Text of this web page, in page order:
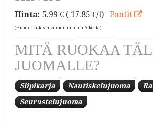
Hinta: 5.99 € ( 17.85 €/l) Pantit
(Huom! Tarkista viimeisin hinta Alkosta)
MITÄ RUOKAA
JUOMALLE?
Siipikarja Nautiskelujuoma
Seurustelujuoma